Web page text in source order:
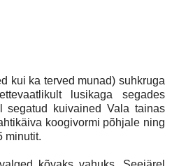
kui ka terved munad) suhkruga
lusikaga segades
segatud kuivained Vala tainas
koogivormi põhjale ning
minutit.